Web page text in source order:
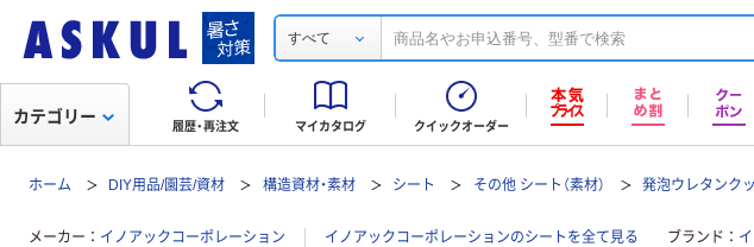
すべて
履歴・再注文 マイカタログ クイックオーダー
カテゴリー
ホーム DIY用品/園芸/資材 構造資材・素材 シート その他 シート（素材） 発泡ウレタンク
メーカー イノアックコーポレーション イノアックコーポレーションのシートを全て見る ブランド